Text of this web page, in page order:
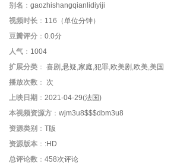
别名 ： gaozhishangqianlidiyiji
视频时长 ： 116（单位分钟）
豆瓣评分 ： 0.0分
人气 ： 1004
扩展分类 ： 喜剧,悬疑,家庭,犯罪,欧美剧,欧美,美国
播放次数 ：
次
上映日期 ： 2021-04-29(法国)
本视频资源方 ： wjm3u8$$$dbm3u8
资源类别 ： T版
资源版本 ： :HD
总评论数 ： 458次评论